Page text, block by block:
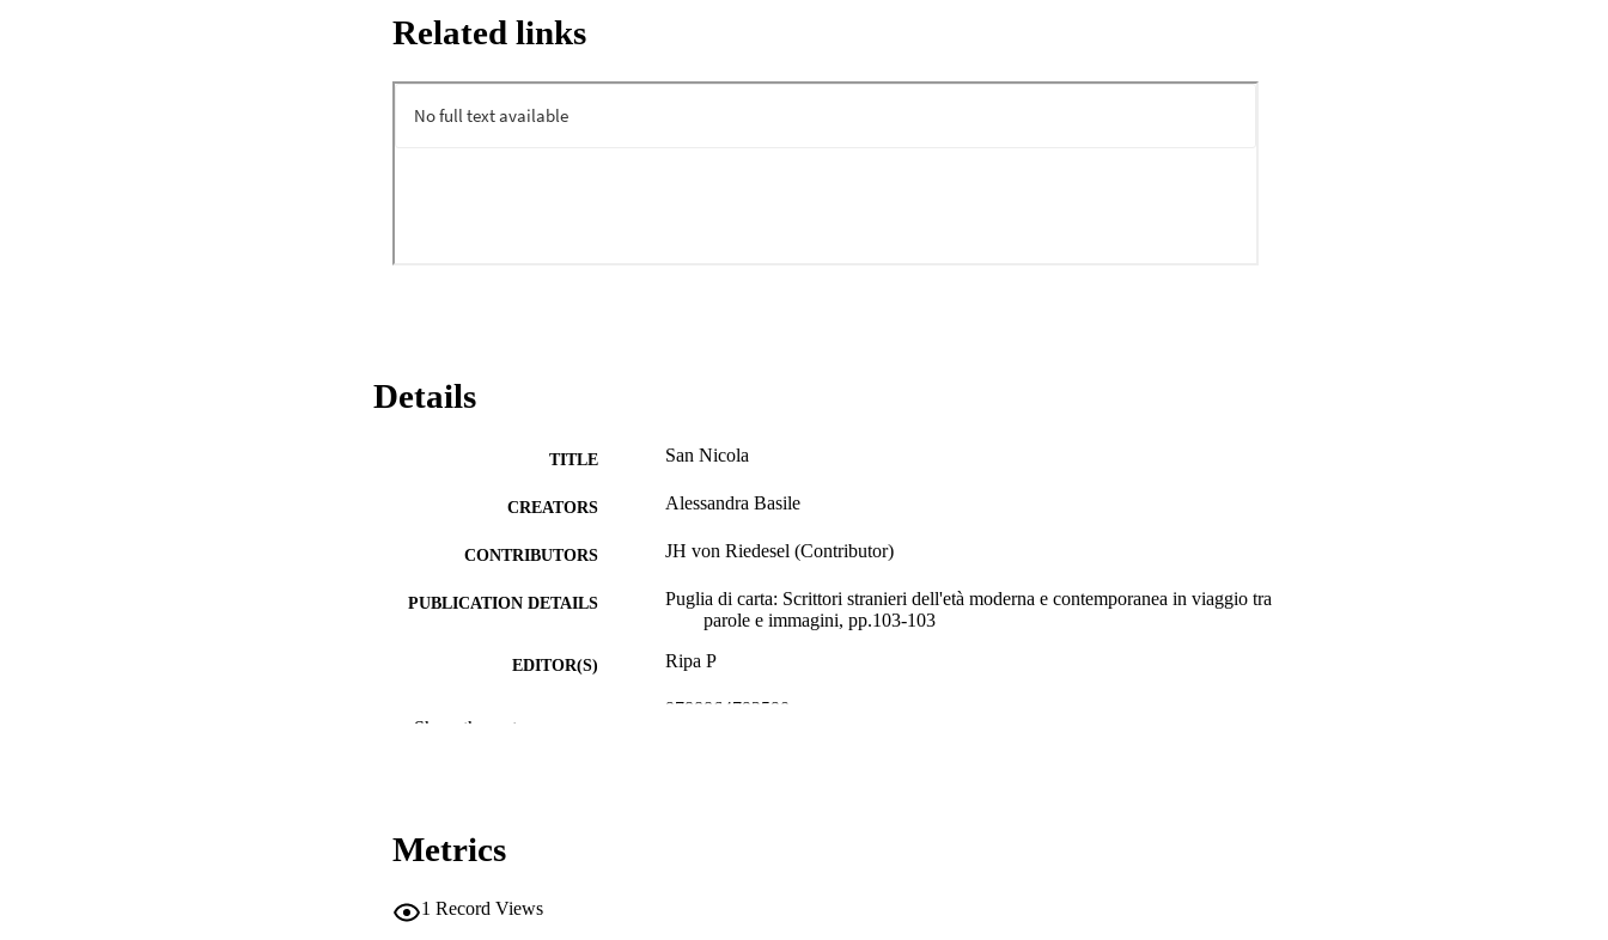
Related links
Details
TITLE San Nicola
CREATORS Alessandra Basile
CONTRIBUTORS JH von Riedesel (Contributor)
PUBLICATION DETAILS
Puglia di carta: Scrittori stranieri dell'età moderna e contemporanea in viaggio tra
parole e immagini, pp.103-103
EDITOR(S) Ripa P
9788864792590
IDENTIFIERS
Show the rest
Metrics
1 Record Views